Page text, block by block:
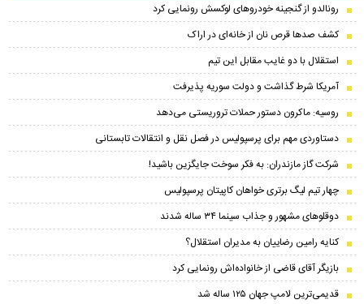
رونالدو از گنجینه خودروهای لوکسش رونمایی کرد
کشف صدها قرص نان از خانه‌ای در اراک
استقلال با دو غایب مقابل این تیم
آمریکا شرط گذاشت و دولت سوریه پذیرفت
روسیه: ماکرون دستور حملات تروریستی می‌دهد
دستاوردی مهم برای پرسپولیس در فصل نقل و انتقالات تابستانی
شرکت گاز مازندران: به فکر سوخت جایگزین باشید!
چهار تیم لیگ برتری خواهان کاپیتان پرسپولیس
دوقلوهای مشهور و جذاب سینما ۳۴ ساله شدند
کنایه رامین رضاییان به مدیران استقلال؟
بازیگر آقای قاضی از خانواده‌اش رونمایی کرد
قدیمی‌ترین لامپ جهان ۱۲۵ ساله شد